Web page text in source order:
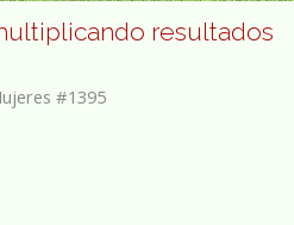
resultados
#1395